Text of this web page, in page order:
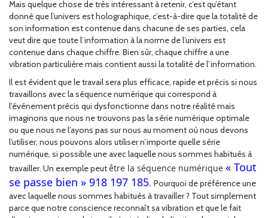
Mais quelque chose de très intéressant à retenir, c’est qu’étant
donné que l’univers est holographique, c’est-à-dire que la totalité de
son information est contenue dans chacune de ses parties, cela
veut dire que toute l’information à la norme de l’univers est
contenue dans chaque chiffre. Bien sûr, chaque chiffre a une
vibration particulière mais contient aussi la totalité de l’information.
Il est évident que le travail sera plus efficace, rapide et précis si nous
travaillons avec la séquence numérique qui correspond à
l’événement précis qui dysfonctionne dans notre réalité mais
imaginons que nous ne trouvons pas la série numérique optimale
ou que nous ne l’ayons pas sur nous au moment où nous devons
l’utiliser, nous pouvons alors utiliser n’importe quelle série
numérique, si possible une avec laquelle nous sommes habitués à
travailler. Un exemple peutêtre la séquence numérique « Tout
se passe bien » 918 197 185. Pourquoi de préférence une
avec laquelle nous sommes habitués à travailler ? Tout simplement
parce que notre conscience reconnaît sa vibration et que le fait